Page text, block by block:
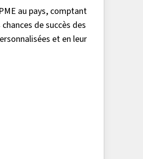
au pays, comptant
de succès des
et en leur